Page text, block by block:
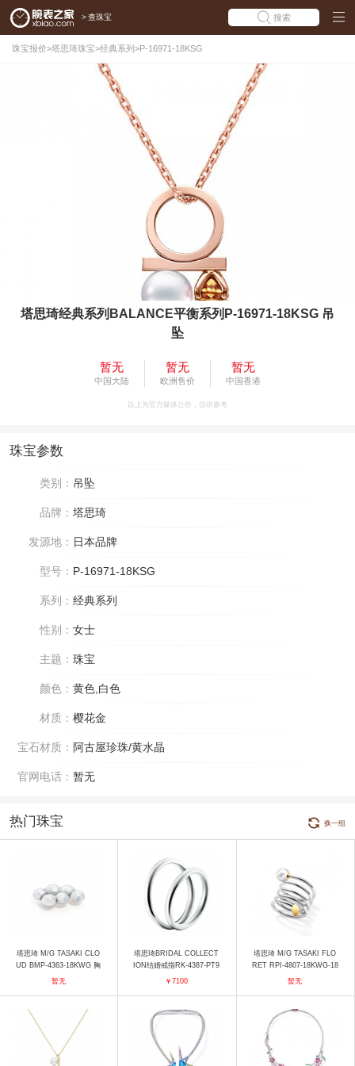
> 查珠宝 搜索
珠宝报价>塔思琦珠宝>经典系列 >P-16971-18KSG
塔思琦经典系列BALANCE平衡系列P-16971-18KSG 吊
坠
暂无
中国大陆
暂无
欧洲售价
暂无
中国香港
以上为官方媒体公价，仅供参考
珠宝参数
类别： 吊坠
品牌： 塔思琦
发源地： 日本品牌
型号： P-16971-18KSG
系列： 经典系列
性别： 女士
主题： 珠宝
颜色： 黄色,白色
材质： 樱花金
宝石材质： 阿古屋珍珠/黄水晶
官网电话： 暂无
热门珠宝 换一组
塔思琦 M/G TASAKI CLO
UD BMP-4363-18KWG 胸
针
暂无
塔思琦BRIDAL COLLECT
ION结婚戒指RK-4387-PT9
50 戒指
￥7100
塔思琦 M/G TASAKI FLO
RET RPI-4807-18KWG-18
KYG 戒指
暂无